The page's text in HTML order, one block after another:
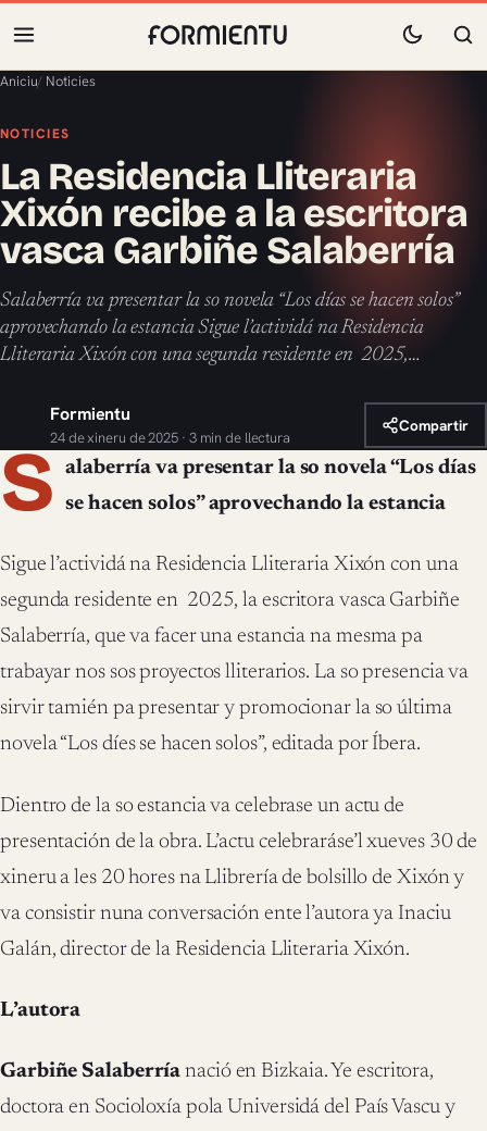
Aniciu/ Noticies
NOTICIES
La Residencia Lliteraria
Xixón recibe a la escritora
vasca Garbiñe Salaberría
Salaberría va presentar la so novela “Los días se hacen solos”
aprovechando la estancia Sigue l’actividá na Residencia
Lliteraria Xixón con una segunda residente en 2025,…
Formientu
24 de xineru de 2025 · 3 min de llectura
Compartir
S alaberría va presentar la so novela “Los días
se hacen solos” aprovechando la estancia
Sigue l’actividá na Residencia Lliteraria Xixón con una
segunda residente en 2025, la escritora vasca Garbiñe
Salaberría, que va facer una estancia na mesma pa
trabayar nos sos proyectos lliterarios. La so presencia va
sirvir tamién pa presentar y promocionar la so última
novela “Los díes se hacen solos”, editada por Íbera.
Dientro de la so estancia va celebrase un actu de
presentación de la obra. L’actu celebraráse’l xueves 30 de
xineru a les 20 hores na Llibrería de bolsillo de Xixón y
va consistir nuna conversación ente l’autora ya Inaciu
Galán, director de la Residencia Lliteraria Xixón.
L’autora
Garbiñe Salaberríanació en Bizkaia. Ye escritora,
doctora en Socioloxía pola Universidá del País Vascu y